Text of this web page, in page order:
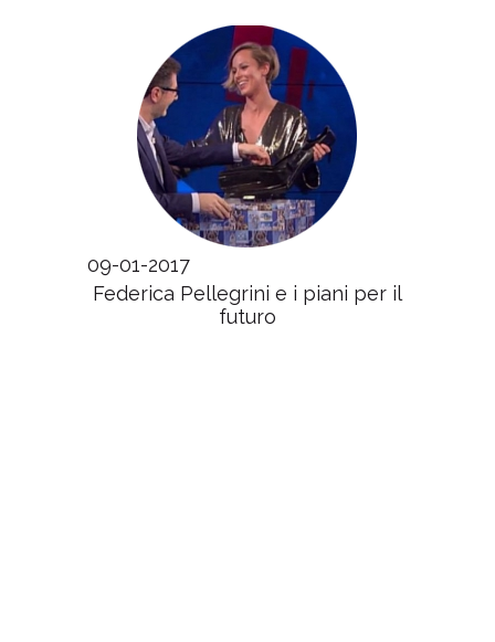
09-01-2017
Federica Pellegrini e i piani per il
futuro